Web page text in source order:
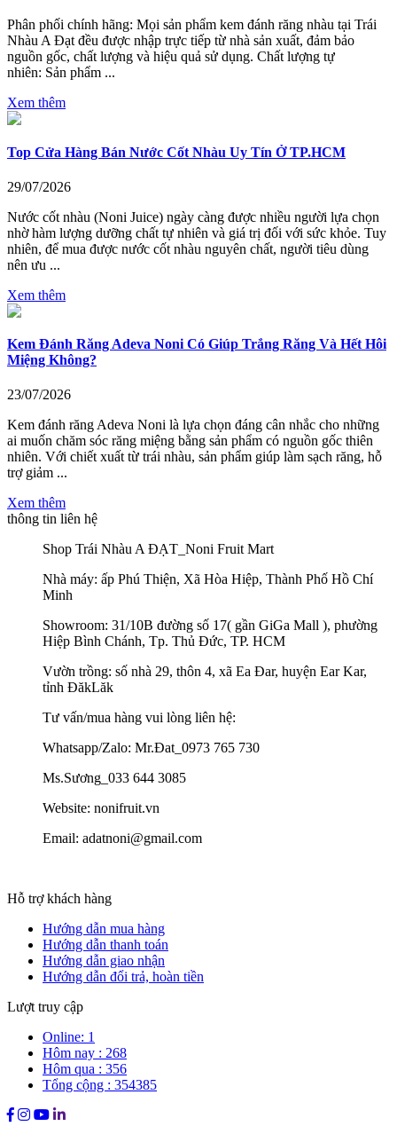
Phân phối chính hãng: Mọi sản phẩm kem đánh răng nhàu tại Trái
Nhàu A Đạt đều được nhập trực tiếp từ nhà sản xuất, đảm bảo
nguồn gốc, chất lượng và hiệu quả sử dụng. Chất lượng tự
nhiên: Sản phẩm ...
Xem thêm
Top Cửa Hàng Bán Nước Cốt Nhàu Uy Tín Ở TP.HCM
29/07/2026
Nước cốt nhàu (Noni Juice) ngày càng được nhiều người lựa chọn
nhờ hàm lượng dưỡng chất tự nhiên và giá trị đối với sức khỏe. Tuy
nhiên, để mua được nước cốt nhàu nguyên chất, người tiêu dùng
nên ưu ...
Xem thêm
Kem Đánh Răng Adeva Noni Có Giúp Trắng Răng Và Hết Hôi
Miệng Không?
23/07/2026
Kem đánh răng Adeva Noni là lựa chọn đáng cân nhắc cho những
ai muốn chăm sóc răng miệng bằng sản phẩm có nguồn gốc thiên
nhiên. Với chiết xuất từ trái nhàu, sản phẩm giúp làm sạch răng, hỗ
trợ giảm ...
Xem thêm
thông tin liên hệ
Shop Trái Nhàu A ĐẠT_Noni Fruit Mart
Nhà máy: ấp Phú Thiện, Xã Hòa Hiệp, Thành Phố Hồ Chí
Minh
Showroom: 31/10B đường số 17( gần GiGa Mall ), phường
Hiệp Bình Chánh, Tp. Thủ Đức, TP. HCM
Vườn trồng: số nhà 29, thôn 4, xã Ea Đar, huyện Ear Kar,
tỉnh ĐăkLăk
Tư vấn/mua hàng vui lòng liên hệ:
Whatsapp/Zalo: Mr.Đat_0973 765 730
Ms.Sương_033 644 3085
Website: nonifruit.vn
Email: adatnoni@gmail.com
Hỗ trợ khách hàng
Hướng dẫn mua hàng
Hướng dẫn thanh toán
Hướng dẫn giao nhận
Hướng dẫn đổi trả, hoàn tiền
Lượt truy cập
Online: 1
Hôm nay : 268
Hôm qua : 356
Tổng cộng : 354385